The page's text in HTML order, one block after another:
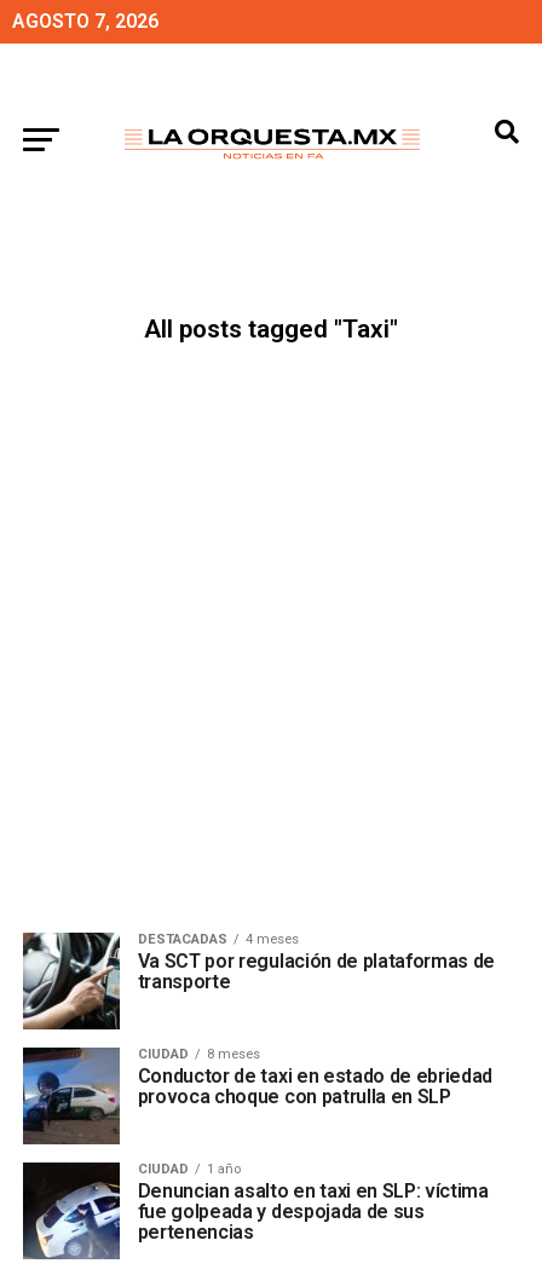
AGOSTO 7, 2026
All posts tagged "Taxi"
DESTACADAS 4 meses
Va SCT por regulación de plataformas de
transporte
CIUDAD 8 meses
Conductor de taxi en estado de ebriedad
provoca choque con patrulla en SLP
CIUDAD 1 año
Denuncian asalto en taxi en SLP: víctima
fue golpeada y despojada de sus
pertenencias